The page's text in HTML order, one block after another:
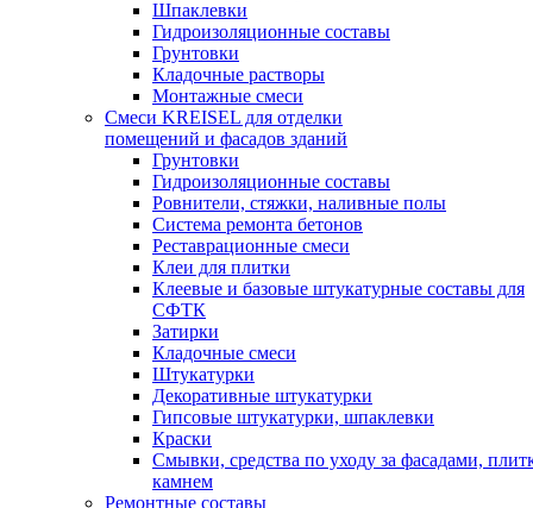
Шпаклевки
Гидроизоляционные составы
Грунтовки
Кладочные растворы
Монтажные смеси
Смеси KREISEL для отделки
помещений и фасадов зданий
Грунтовки
Гидроизоляционные составы
Ровнители, стяжки, наливные полы
Cистема ремонта бетонов
Реставрационные смеси
Клеи для плитки
Клеевые и базовые штукатурные составы для
СФТК
Затирки
Кладочные смеси
Штукатурки
Декоративные штукатурки
Гипсовые штукатурки, шпаклевки
Краски
Смывки, средства по уходу за фасадами,
камнем
Ремонтные составы